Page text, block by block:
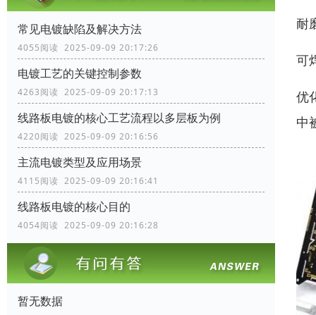
常见电镀缺陷及解决方法
4055阅读 2025-09-09 20:17:26
电镀工艺的关键控制参数
4263阅读 2025-09-09 20:17:13
线路板电镀的核心工艺流程以多层板为例
4220阅读 2025-09-09 20:16:56
主流电镀类型及应用场景
4115阅读 2025-09-09 20:16:41
线路板电镀的核心目的
4054阅读 2025-09-09 20:16:28
暂无数据
耐
可
优
中